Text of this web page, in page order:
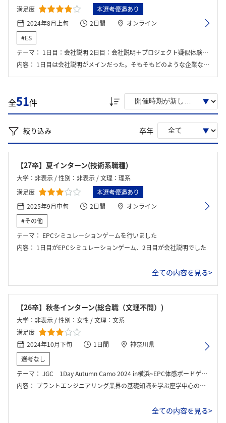
満足度
本選考優遇あり
2024年8月上旬
2日間
オンライン
#ES
テーマ： 1日目：会社説明 2日目：会社説明＋プロジェクト疑似体験ゲーム（EPC体験ゲーム）
内容： 1日目は会社説明がメインだった。そもそもどのような企業なのか、そして業界の中でどういう立ち位置なのか、詳しく理解できた。 2日目は会社説明が簡単に会った後、EPC体験ゲームを行った。チームに分かれて設計・調達・建設を体験し、実際の開発を体験した。
全51件
絞り込み 卒年
【27卒】夏インターン(技術系職種)
大学：非表示 / 性別：非表示 / 文理：理系
満足度
本選考優遇あり
2025年9月中旬
2日間
オンライン
#その他
テーマ： EPCシミュレーションゲームを行いました
内容： 1日目がEPCシミュレーションゲーム、2日目が会社説明でした
全ての内容を見る>
【26卒】秋冬インターン(総合職（文理不問）)
大学：非表示 / 性別：女性 / 文理：文系
満足度
2024年10月下旬
1日間
神奈川県
選考なし
テーマ： JGC 1Day Autumn Camo 2024 in横浜~EPC体感ボードゲーム~
内容： プラントエンジニアリング業界の基礎知識を学ぶ座学中心のプログラムが実施されました。 具体的には、プロジェクトの流れや海外案件の特徴、プラント建設におけるリスク管理についての講義がありました。ワークはなく、社員のキャリアや働き方について質問できる質疑応答の時間が設けられていました。
全ての内容を見る>